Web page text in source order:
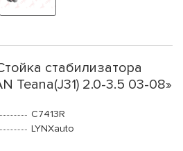
стабилизатора
Teana(J31) 2.0-3.5 03-08»
C7413R
LYNXauto